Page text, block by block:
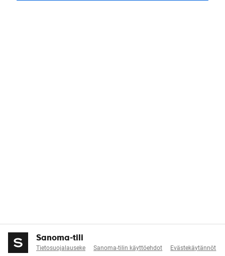
Sanoma-tili
Tietosuojalauseke Sanoma-tilin käyttöehdot Evästekäytännöt